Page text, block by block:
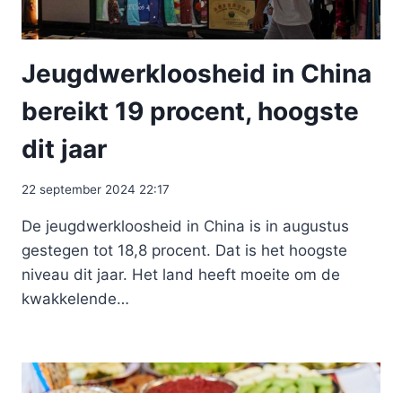
Jeugdwerkloosheid in China
bereikt 19 procent, hoogste
dit jaar
22 september 2024 22:17
De jeugdwerkloosheid in China is in augustus
gestegen tot 18,8 procent. Dat is het hoogste
niveau dit jaar. Het land heeft moeite om de
kwakkelende…